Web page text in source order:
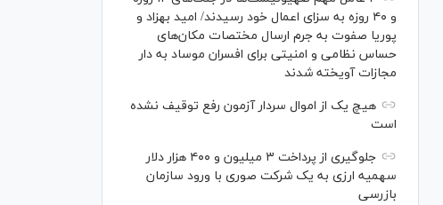
و ۴۰ روزه به سزای اعمال خود رسیدند/ امید بهزاد و
پوریا صفوت به جرم ارسال مختصات مکان‌های
حساس نظامی و امنیتی برای افسران موساد به دار
مجازات آویخته شدند
هیچ یک از اموال سردار آزمون رفع توقیف نشده
است
جلوگیری از پرداخت ۳ میلیون و ۴۰۰ هزار دلار
سهمیه ارزی به یک شرکت صوری با ورود سازمان
بازرسی